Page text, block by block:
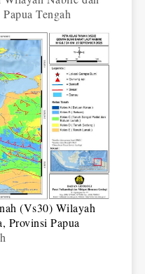
Tengah
(Vs30) Wilayah
Provinsi Papua